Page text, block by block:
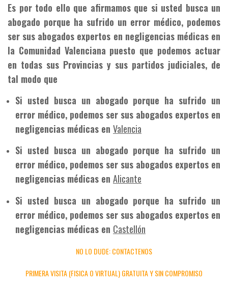
Es por todo ello que afirmamos que si usted busca un
abogado porque ha sufrido un error médico, podemos
ser sus abogados expertos en negligencias médicas en
la Comunidad Valenciana puesto que podemos actuar
en todas sus Provincias y sus partidos judiciales, de
tal modo que
Si usted busca un abogado porque ha sufrido un
error médico, podemos ser sus abogados expertos en
negligencias médicas en Valencia
Si usted busca un abogado porque ha sufrido un
error médico, podemos ser sus abogados expertos en
negligencias médicas en Alicante
Si usted busca un abogado porque ha sufrido un
error médico, podemos ser sus abogados expertos en
negligencias médicas en Castellón
NO LO DUDE: CONTACTENOS
PRIMERA VISITA (FISICA O VIRTUAL) GRATUITA Y SIN COMPROMISO